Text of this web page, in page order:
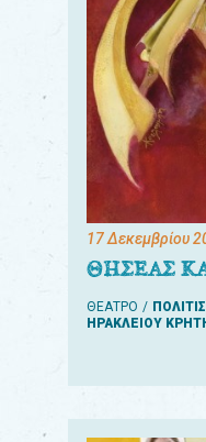
17 Δεκεμβρίου
ΘΗΣΕΑΣ
ΘΕΑΤΡΟ
ΗΡΑΚΛΕΙΟΥ